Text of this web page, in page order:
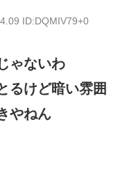
ID:DQMIV79+0
ゃないわ
るけど暗い雰囲
やねん